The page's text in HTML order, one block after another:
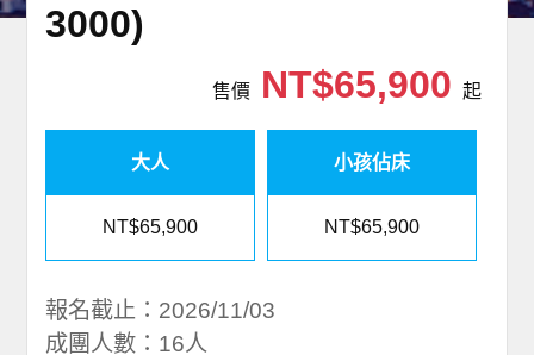
3000)
售價NT$65,900 起
大人
NT$65,900
小孩佔床
NT$65,900
報名截止：2026/11/03
成團人數：16人